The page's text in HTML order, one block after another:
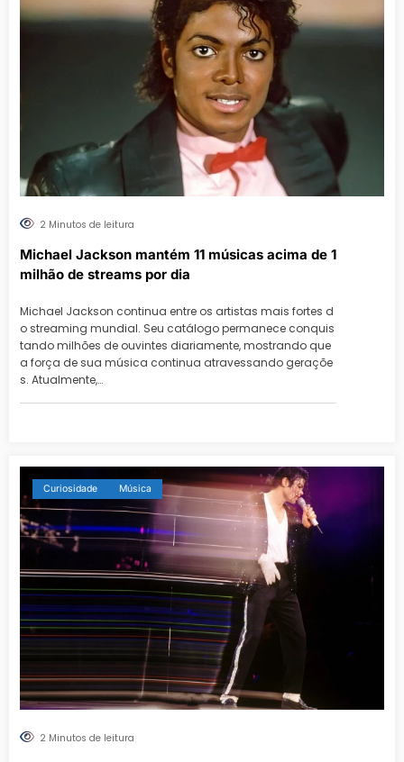
2 Minutos de leitura
Michael Jackson mantém 11 músicas acima de 1
milhão de streams por dia
Michael Jackson continua entre os artistas mais fortes d
o streaming mundial. Seu catálogo permanece conquis
tando milhões de ouvintes diariamente, mostrando que
a força de sua música continua atravessando geraçõe
s. Atualmente,…
Curiosidade Música
2 Minutos de leitura